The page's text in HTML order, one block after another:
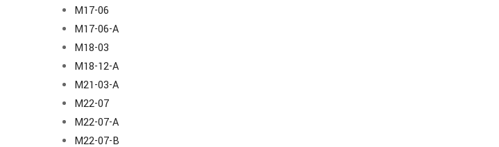
M17-06
M17-06-A
M18-03
M18-12-A
M21-03-A
M22-07
M22-07-A
M22-07-B